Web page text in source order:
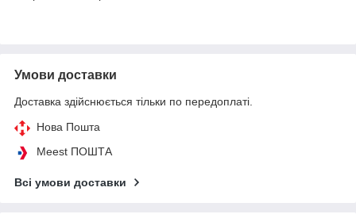
Умови доставки
Доставка здійснюється тільки по передоплаті.
Нова Пошта
Meest ПОШТА
Всі умови доставки